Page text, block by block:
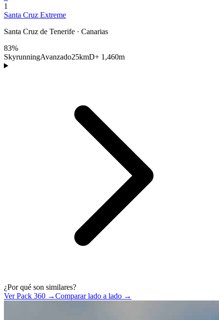
1
Santa Cruz Extreme
Santa Cruz de Tenerife · Canarias
83%
SkyrunningAvanzado25kmD+ 1,460m
¿Por qué son similares?
Ver Pack 360 →Comparar lado a lado →